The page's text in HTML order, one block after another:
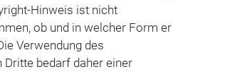
Hinweis ist nicht
ob und in welcher Form er
Verwendung des
bedarf daher einer